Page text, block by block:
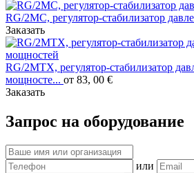
RG/2MC, регулятор-стабилизатор
Заказать
RG/2MТX, регулятор-стабилизатор
мощносте... от 83, 00 €
Заказать
Запрос на оборудование
или